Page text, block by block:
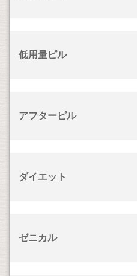
低用量ピル
アフターピル
ダイエット
ゼニカル